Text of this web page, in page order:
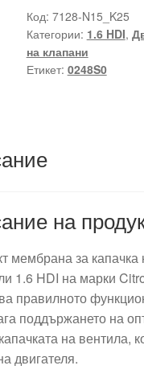
За
Капачка
На
Вентила
Код: 7128-N15_K25
Категории: 1.6 HDI,
на клапани
Етикет: 0248S0
на
мембрана за
1.6 HDI на марки
правилното
поддържането на
на вентила,
двигателя.